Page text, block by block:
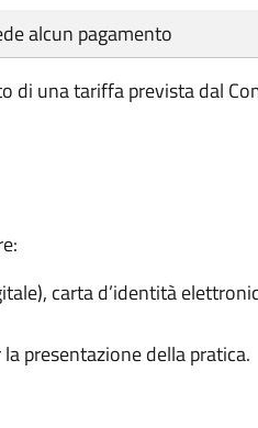
alcun pagamento
di una tariffa prevista dal
carta d’identità
presentazione della pratica.